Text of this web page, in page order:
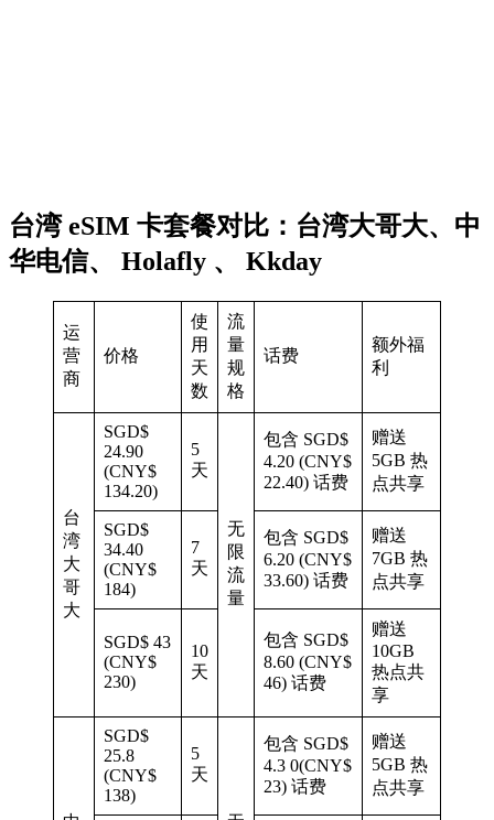
台湾 eSIM 卡套餐对比：台湾大哥大、中
华电信、 Holafly 、 Kkday
运
营
商
价格
使
用
天
数
流
量
规
格
话费
额外福
利
台
湾
大
哥
大
SGD$
24.90
(CNY$
134.20)
5
天
无
限
流
量
包含 SGD$
4.20 (CNY$
22.40) 话费
赠送
5GB 热
点共享
SGD$
34.40
(CNY$
184)
7
天
包含 SGD$
6.20 (CNY$
33.60) 话费
赠送
7GB 热
点共享
SGD$ 43
(CNY$
230)
10
天
包含 SGD$
8.60 (CNY$
46) 话费
赠送
10GB
热点共
享
SGD$
25.8
(CNY$
138)
5
天
包含 SGD$
4.3 0(CNY$
23) 话费
赠送
5GB 热
点共享